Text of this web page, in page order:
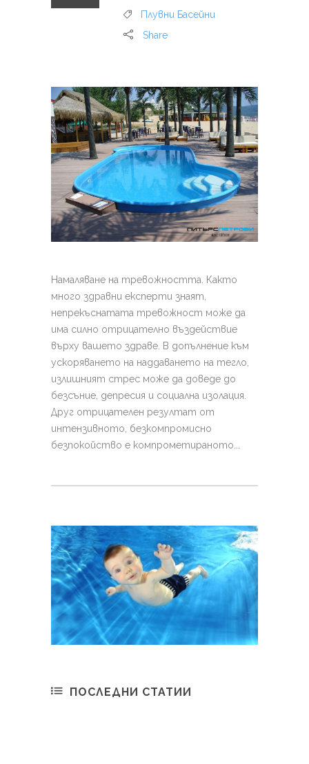
Плувни Басейни
Share
Намаляване на тревожността. Както
много здравни експерти знаят,
непрекъснатата тревожност може да
има силно отрицателно въздействие
върху вашето здраве. В допълнение към
ускоряването на наддаването на тегло,
излишният стрес може да доведе до
безсъние, депресия и социална изолация.
Друг отрицателен резултат от
интензивното, безкомпромисно
безпокойство е компрометираното...
ПОСЛЕДНИ СТАТИИ